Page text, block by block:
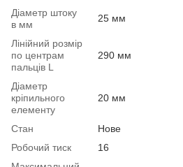
Діаметр штоку
в мм
25 мм
Лінійний розмір
по центрам
пальців L
290 мм
Діаметр
кріпильного
елементу
20 мм
Стан
Нове
Робочий тиск
16